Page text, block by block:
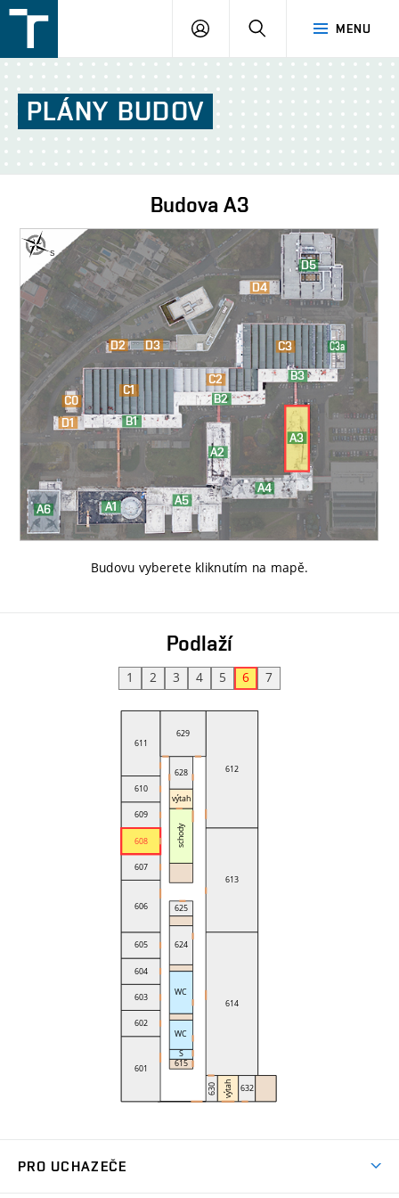
v
Brně
MENU
PŘIHLÁŠENÍ
PLÁNY BUDOV
Budova A3
Budovu vyberete kliknutím na mapě.
Podlaží
1 2 3 4 5 6 7
PRO UCHAZEČE